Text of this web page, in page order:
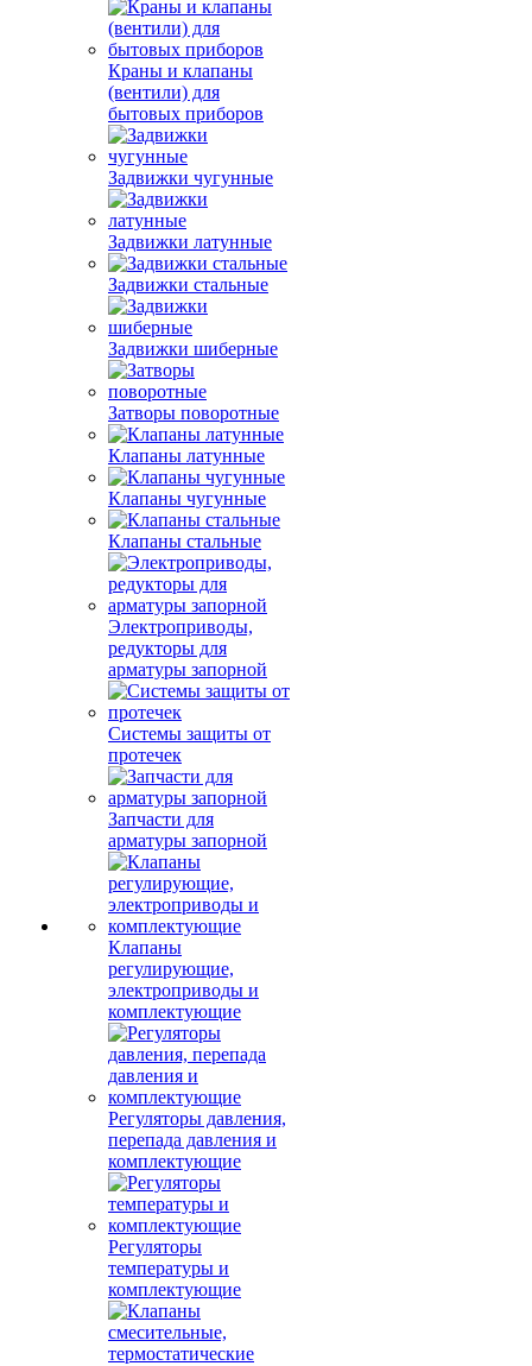
Краны и клапаны
(вентили) для
бытовых приборов
Задвижки чугунные
Задвижки латунные
Задвижки стальные
Задвижки шиберные
Затворы поворотные
Клапаны латунные
Клапаны чугунные
Клапаны стальные
Электроприводы,
редукторы для
арматуры запорной
Системы защиты от
протечек
Запчасти для
арматуры запорной
Клапаны
регулирующие,
электроприводы и
комплектующие
Регуляторы давления,
перепада давления и
комплектующие
Регуляторы
температуры и
комплектующие